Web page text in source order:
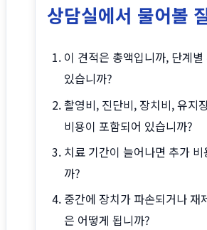
상담실에서 물어볼
이 견적은 총액입니까, 단계별
있습니까?
촬영비, 진단비, 장치비, 유지
비용이 포함되어 있습니까?
치료 기간이 늘어나면 추가
까?
중간에 장치가 파손되거나 재
은 어떻게 됩니까?